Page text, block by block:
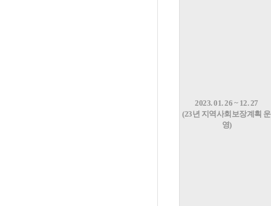
2023. 01. 26 ~ 12. 27
(23년 지역사회보장계획 운
영)